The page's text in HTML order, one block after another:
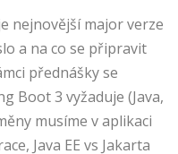
nejnovější major verze
a na co se připravit
přednášky se
Boot 3 vyžaduje (Java,
musíme v aplikaci
Java EE vs Jakarta